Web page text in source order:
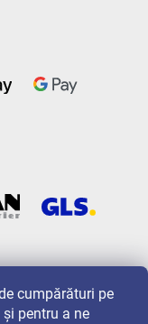
cumpărături pe
pentru a ne